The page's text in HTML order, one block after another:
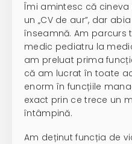
Îmi amintesc că
un „CV de aur”, dar
înseamnă. Am parcurs
medic pediatru la
am preluat prima
că am lucrat în toate
enorm în funcțiile
exact prin ce trece un
întâmpină.
Am deținut funcția de